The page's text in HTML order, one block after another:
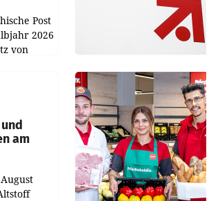
Post
2026
von
Plus
am